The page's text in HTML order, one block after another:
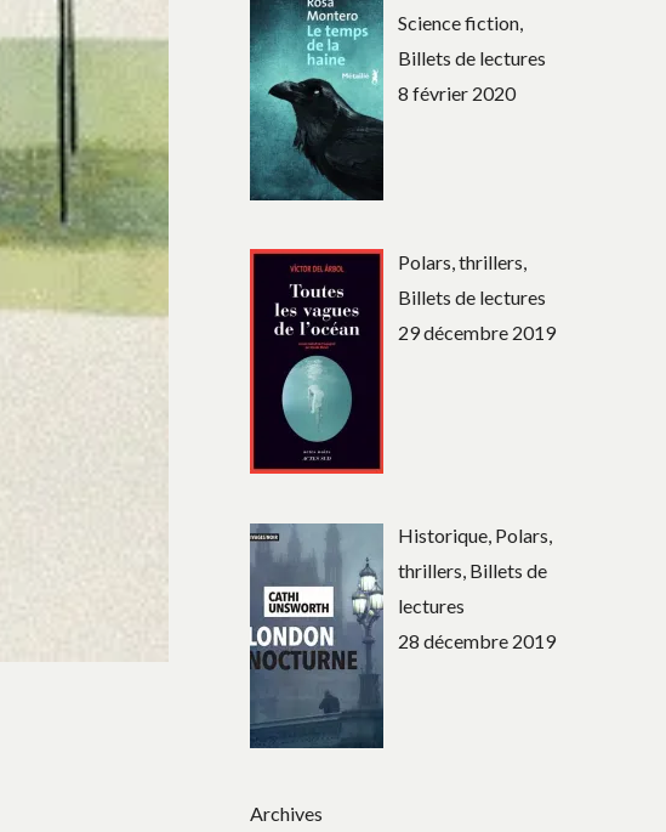
Science fiction,
Billets de lectures
8 février 2020
Polars, thrillers,
Billets de lectures
29 décembre 2019
Historique, Polars,
thrillers, Billets de
lectures
28 décembre 2019
Archives